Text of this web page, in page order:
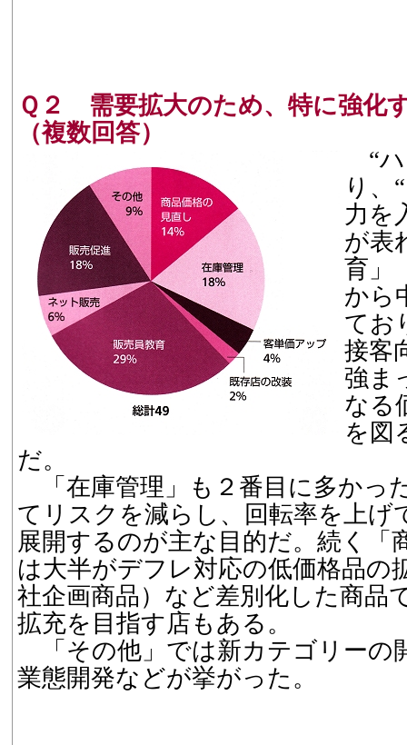
Ｑ２ 需要拡大のため、特に強化
（複数回答）
“ハ
り、
力を
が表
育」
から
てお
接客
強ま
なる
を図
だ。
「在庫管理」も２番目に多かっ
てリスクを減らし、回転率を上げ
展開するのが主な目的だ。続く「
は大半がデフレ対応の低価格品の
社企画商品）など差別化した商品
拡充を目指す店もある。
「その他」では新カテゴリーの
業態開発などが挙がった。